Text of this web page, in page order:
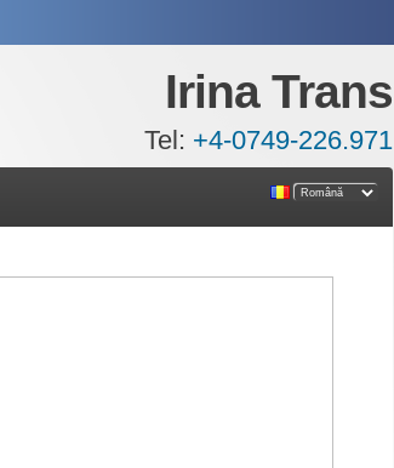
Irina Trans
Tel: +4-0749-226.971